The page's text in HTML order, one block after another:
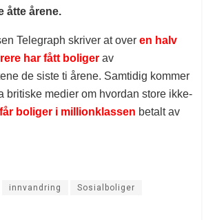
åtte årene.
Telegraph skriver at over en halv
har fått boliger av
de siste ti årene. Samtidig kommer
britiske medier om hvordan store ikke-
får boliger i millionklassen betalt av
innvandring Sosialboliger